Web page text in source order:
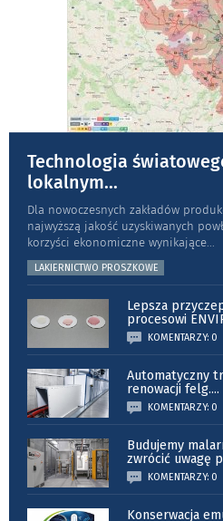
Technologia
lokalnym...
Dla nowoczesnych zakładów
najwyższą jakość uzyskiwanych
korzyści ekonomiczne wynikające
LAKIERNICTWO PROSZKOWE
Lepsza
procesowi
KOMENTARZY: 0
Automatyczny
renowacji felg....
KOMENTARZY: 0
Budujemy
zwrócić uwagę
KOMENTARZY: 0
Konserwacja